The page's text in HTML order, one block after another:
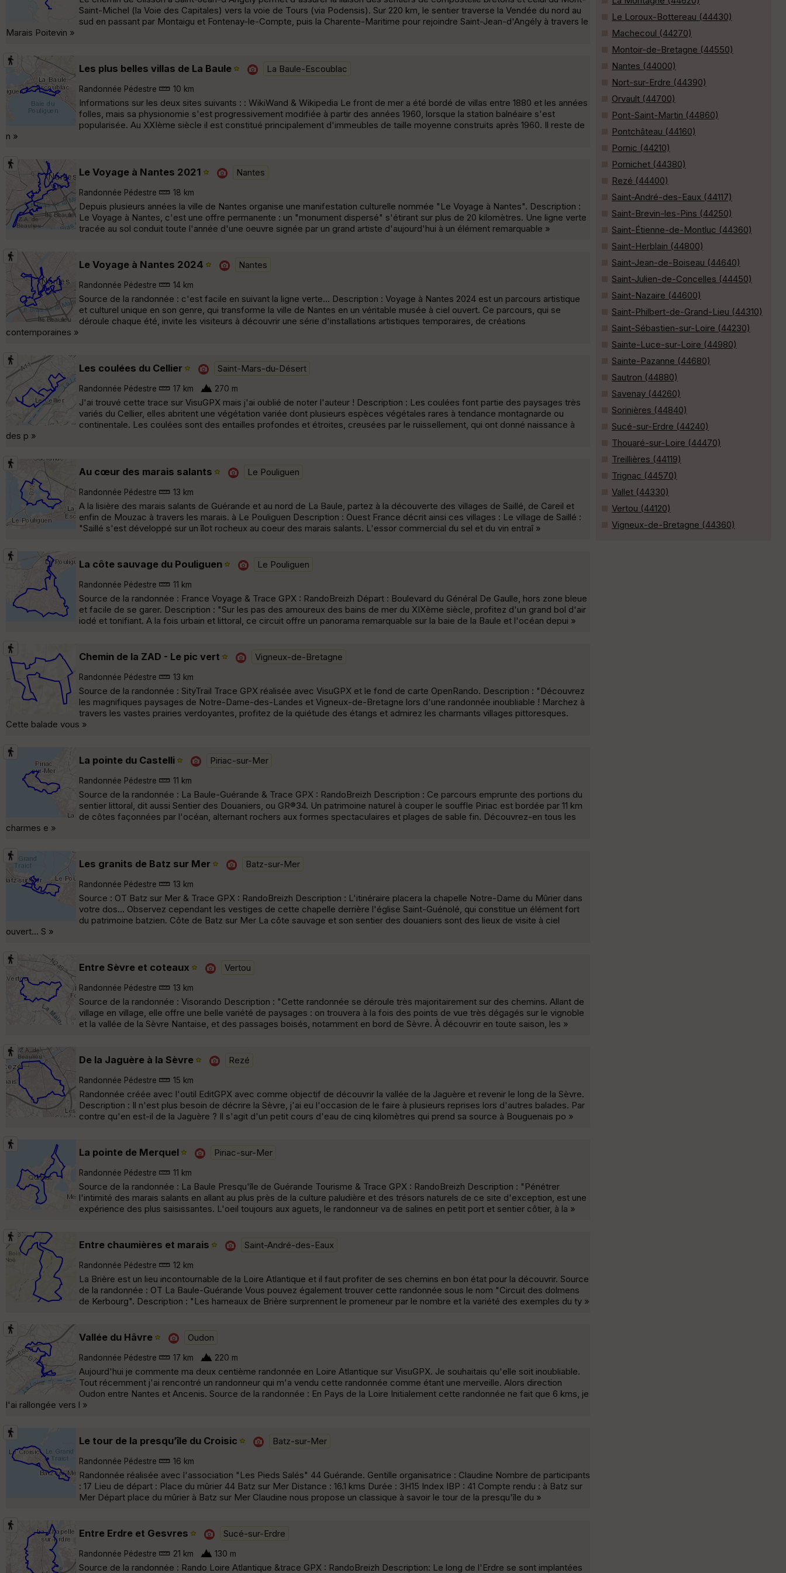
Saint-Michel (la Voie des Capitales) vers la voie de Tours (via Podensis). Sur 220 km, le sentier traverse la Vendée du nord au
sud en passant par Montaigu et Fontenay-le-Compte, puis la Charente-Maritime pour rejoindre Saint-Jean-d'Angély à travers le
Marais Poitevin »
Les plus belles villas de La Baule La Baule-Escoublac
Randonnée Pédestre 10 km
Informations sur les deux sites suivants : : WikiWand & Wikipedia Le front de mer a été bordé de villas entre 1880 et les années
folles, mais sa physionomie s'est progressivement modifiée à partir des années 1960, lorsque la station balnéaire s'est
popularisée. Au XXIème siècle il est constitué principalement d'immeubles de taille moyenne construits après 1960. Il reste de
n »
Le Voyage à Nantes 2021 Nantes
Randonnée Pédestre 18 km
Depuis plusieurs années la ville de Nantes organise une manifestation culturelle nommée "Le Voyage à Nantes". Description :
Le Voyage à Nantes, c'est une offre permanente : un "monument dispersé" s'étirant sur plus de 20 kilomètres. Une ligne verte
tracée au sol conduit toute l'année d'une oeuvre signée par un grand artiste d'aujourd'hui à un élément remarquable »
Le Voyage à Nantes 2024 Nantes
Randonnée Pédestre 14 km
Source de la randonnée : c'est facile en suivant la ligne verte... Description : Voyage à Nantes 2024 est un parcours artistique
et culturel unique en son genre, qui transforme la ville de Nantes en un véritable musée à ciel ouvert. Ce parcours, qui se
déroule chaque été, invite les visiteurs à découvrir une série d'installations artistiques temporaires, de créations
contemporaines »
Les coulées du Cellier Saint-Mars-du-Désert
Randonnée Pédestre 17 km 270 m
J'ai trouvé cette trace sur VisuGPX mais j'ai oublié de noter l'auteur ! Description : Les coulées font partie des paysages très
variés du Cellier, elles abritent une végétation variée dont plusieurs espèces végétales rares à tendance montagnarde ou
continentale. Les coulées sont des entailles profondes et étroites, creusées par le ruissellement, qui ont donné naissance à
des p »
Au cœur des marais salants Le Pouliguen
Randonnée Pédestre 13 km
A la lisière des marais salants de Guérande et au nord de La Baule, partez à la découverte des villages de Saillé, de Careil et
enfin de Mouzac à travers les marais. à Le Pouliguen Description : Ouest France décrit ainsi ces villages : Le village de Saillé :
"Saillé s'est développé sur un îlot rocheux au coeur des marais salants. L'essor commercial du sel et du vin entraî »
La côte sauvage du Pouliguen Le Pouliguen
Randonnée Pédestre 11 km
Source de la randonnée : France Voyage & Trace GPX : RandoBreizh Départ : Boulevard du Général De Gaulle, hors zone bleue
et facile de se garer. Description : "Sur les pas des amoureux des bains de mer du XIXème siècle, profitez d'un grand bol d'air
iodé et tonifiant. A la fois urbain et littoral, ce circuit offre un panorama remarquable sur la baie de la Baule et l'océan depui »
Chemin de la ZAD - Le pic vert Vigneux-de-Bretagne
Randonnée Pédestre 13 km
Source de la randonnée : SityTrail Trace GPX réalisée avec VisuGPX et le fond de carte OpenRando. Description : "Découvrez
les magnifiques paysages de Notre-Dame-des-Landes et Vigneux-de-Bretagne lors d'une randonnée inoubliable ! Marchez à
travers les vastes prairies verdoyantes, profitez de la quiétude des étangs et admirez les charmants villages pittoresques.
Cette balade vous »
La pointe du Castelli Piriac-sur-Mer
Randonnée Pédestre 11 km
Source de la randonnée : La Baule-Guérande & Trace GPX : RandoBreizh Description : Ce parcours emprunte des portions du
sentier littoral, dit aussi Sentier des Douaniers, ou GR®34. Un patrimoine naturel à couper le souffle Piriac est bordée par 11 km
de côtes façonnées par l'océan, alternant rochers aux formes spectaculaires et plages de sable fin. Découvrez-en tous les
charmes e »
Les granits de Batz sur Mer Batz-sur-Mer
Randonnée Pédestre 13 km
Source : OT Batz sur Mer & Trace GPX : RandoBreizh Description : L'itinéraire placera la chapelle Notre-Dame du Mûrier dans
votre dos... Observez cependant les vestiges de cette chapelle derrière l'église Saint-Guénolé, qui constitue un élément fort
du patrimoine batzien. Côte de Batz sur Mer La côte sauvage et son sentier des douaniers sont des lieux de visite à ciel
ouvert... S »
Entre Sèvre et coteaux Vertou
Randonnée Pédestre 13 km
Source de la randonnée : Visorando Description : "Cette randonnée se déroule très majoritairement sur des chemins. Allant de
village en village, elle offre une belle variété de paysages : on trouvera à la fois des points de vue très dégagés sur le vignoble
et la vallée de la Sèvre Nantaise, et des passages boisés, notamment en bord de Sèvre. À découvrir en toute saison, les »
De la Jaguère à la Sèvre Rezé
Randonnée Pédestre 15 km
Randonnée créée avec l'outil EditGPX avec comme objectif de découvrir la vallée de la Jaguère et revenir le long de la Sèvre.
Description : Il n'est plus besoin de décrire la Sèvre, j'ai eu l'occasion de le faire à plusieurs reprises lors d'autres balades. Par
contre qu'en est-il de la Jaguère ? Il s'agit d'un petit cours d'eau de cinq kilomètres qui prend sa source à Bouguenais po »
La pointe de Merquel Piriac-sur-Mer
Randonnée Pédestre 11 km
Source de la randonnée : La Baule Presqu'île de Guérande Tourisme & Trace GPX : RandoBreizh Description : "Pénétrer
l'intimité des marais salants en allant au plus près de la culture paludière et des trésors naturels de ce site d'exception, est une
expérience des plus saisissantes. L'oeil toujours aux aguets, le randonneur va de salines en petit port et sentier côtier, à la »
Entre chaumières et marais Saint-André-des-Eaux
Randonnée Pédestre 12 km
La Brière est un lieu incontournable de la Loire Atlantique et il faut profiter de ses chemins en bon état pour la découvrir. Source
de la randonnée : OT La Baule-Guérande Vous pouvez également trouver cette randonnée sous le nom "Circuit des dolmens
de Kerbourg". Description : "Les hameaux de Brière surprennent le promeneur par le nombre et la variété des exemples du ty »
Vallée du Hâvre Oudon
Randonnée Pédestre 17 km 220 m
Aujourd'hui je commente ma deux centième randonnée en Loire Atlantique sur VisuGPX. Je souhaitais qu'elle soit inoubliable.
Tout récemment j'ai rencontré un randonneur qui m'a vendu cette randonnée comme étant une merveille. Alors direction
Oudon entre Nantes et Ancenis. Source de la randonnée : En Pays de la Loire Initialement cette randonnée ne fait que 6 kms, je
l'ai rallongée vers l »
Le tour de la presqu’île du Croisic Batz-sur-Mer
Randonnée Pédestre 16 km
Randonnée réalisée avec l'association "Les Pieds Salés" 44 Guérande. Gentille organisatrice : Claudine Nombre de participants
: 17 Lieu de départ : Place du mûrier 44 Batz sur Mer Distance : 16.1 kms Durée : 3H15 Index IBP : 41 Compte rendu : à Batz sur
Mer Départ place du mûrier à Batz sur Mer Claudine nous propose un classique à savoir le tour de la presqu'île du »
Entre Erdre et Gesvres Sucé-sur-Erdre
Randonnée Pédestre 21 km 130 m
Source de la randonnée : Rando Loire Atlantique &trace GPX : RandoBreizh Description: Le long de l'Erdre se sont implantées
Le Loroux-Bottereau (44430)
Machecoul (44270)
Montoir-de-Bretagne (44550)
Nantes (44000)
Nort-sur-Erdre (44390)
Orvault (44700)
Pont-Saint-Martin (44860)
Pontchâteau (44160)
Pornic (44210)
Pornichet (44380)
Rezé (44400)
Saint-André-des-Eaux (44117)
Saint-Brevin-les-Pins (44250)
Saint-Étienne-de-Montluc (44360)
Saint-Herblain (44800)
Saint-Jean-de-Boiseau (44640)
Saint-Julien-de-Concelles (44450)
Saint-Nazaire (44600)
Saint-Philbert-de-Grand-Lieu (44310)
Saint-Sébastien-sur-Loire (44230)
Sainte-Luce-sur-Loire (44980)
Sainte-Pazanne (44680)
Sautron (44880)
Savenay (44260)
Sorinières (44840)
Sucé-sur-Erdre (44240)
Thouaré-sur-Loire (44470)
Treillières (44119)
Trignac (44570)
Vallet (44330)
Vertou (44120)
Vigneux-de-Bretagne (44360)